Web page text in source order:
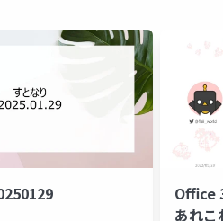
Office
あれこ